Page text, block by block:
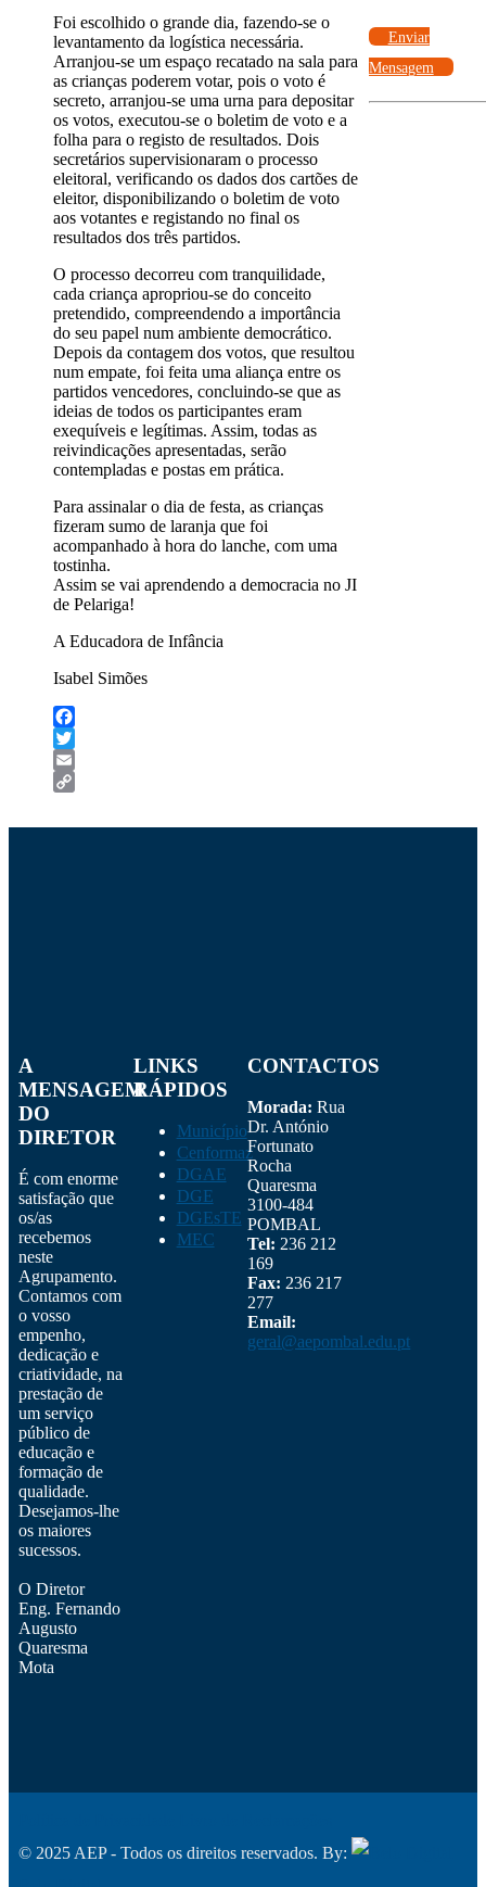
Foi escolhido o grande dia, fazendo-se o
levantamento da logística necessária.
Arranjou-se um espaço recatado na sala para
as crianças poderem votar, pois o voto é
secreto, arranjou-se uma urna para depositar
os votos, executou-se o boletim de voto e a
folha para o registo de resultados. Dois
secretários supervisionaram o processo
eleitoral, verificando os dados dos cartões de
eleitor, disponibilizando o boletim de voto
aos votantes e registando no final os
resultados dos três partidos.
O processo decorreu com tranquilidade,
cada criança apropriou-se do conceito
pretendido, compreendendo a importância
do seu papel num ambiente democrático.
Depois da contagem dos votos, que resultou
num empate, foi feita uma aliança entre os
partidos vencedores, concluindo-se que as
ideias de todos os participantes eram
exequíveis e legítimas. Assim, todas as
reivindicações apresentadas, serão
contempladas e postas em prática.
Para assinalar o dia de festa, as crianças
fizeram sumo de laranja que foi
acompanhado à hora do lanche, com uma
tostinha.
Assim se vai aprendendo a democracia no JI
de Pelariga!
A Educadora de Infância
Isabel Simões
Facebook
Twitter
Email
Link
Enviar
Mensagem
A
MENSAGEM
DO
DIRETOR
É com enorme
satisfação que
os/as
recebemos
neste
Agrupamento.
Contamos com
o vosso
empenho,
dedicação e
criatividade, na
prestação de
um serviço
público de
educação e
formação de
qualidade.
Desejamos-lhe
os maiores
sucessos.
O Diretor
Eng. Fernando
Augusto
Quaresma
Mota
LINKS
RÁPIDOS
Município
Cenformaz
DGAE
DGE
DGEsTE
MEC
CONTACTOS
Morada: Rua
Dr. António
Fortunato
Rocha
Quaresma
3100-484
POMBAL
Tel: 236 212
169
Fax: 236 217
277
Email:
geral@aepombal.edu.pt
© 2025 AEP - Todos os direitos reservados. By: